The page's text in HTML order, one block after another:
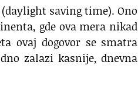
(daylight saving time). Ono
gde ova mera nikad
ovaj dogovor se smatra
zalazi kasnije, dnevna